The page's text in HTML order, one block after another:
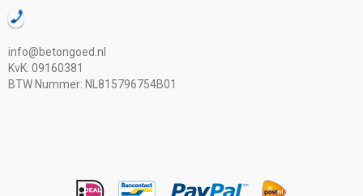
info@betongoed.nl
KvK: 09160381
BTW Nummer: NL815796754B01